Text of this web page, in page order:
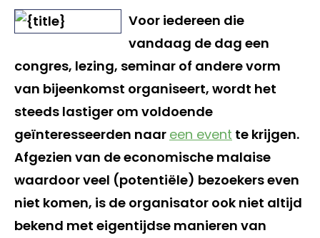
Voor iedereen die
vandaag de dag een
congres, lezing, seminar of andere vorm
van bijeenkomst organiseert, wordt het
steeds lastiger om voldoende
geïnteresseerden naar een event te krijgen.
Afgezien van de economische malaise
waardoor veel (potentiële) bezoekers even
niet komen, is de organisator ook niet altijd
bekend met eigentijdse manieren van